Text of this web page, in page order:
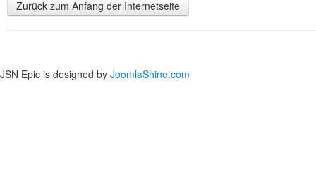
Zurück zum Anfang der Internetseite
JSN Epic is designed by JoomlaShine.com